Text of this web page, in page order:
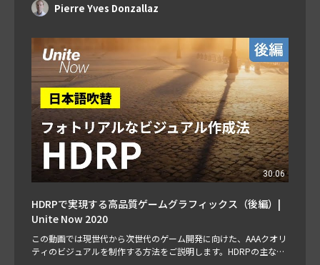
った様々な調整方法もご紹介します。（前編） スピーカー： Pierre
Yves Donzallaz, Senior Rendering & Lighting Artist 後編はこち
Pierre Yves Donzallaz
30:06
HDRPで実現する高品質ゲームグラフィックス（後編）|
Unite Now 2020
この動画では現世代から次世代のゲーム開発に向けた、AAAクオリ
ティのビジュアルを制作する方法をご説明します。HDRPの主な機